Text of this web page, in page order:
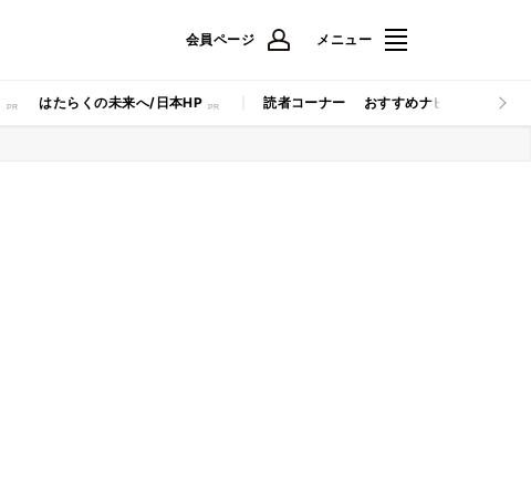
会員ページ メニュー
はたらくの未来へ/日本HP 読者コーナー おすすめナビ マイナビ